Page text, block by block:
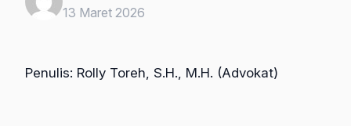
13 Maret 2026
Penulis: Rolly Toreh, S.H., M.H. (Advokat)